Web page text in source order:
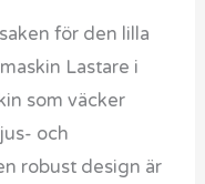
för den lilla
Lastare i
som väcker
och
robust design är